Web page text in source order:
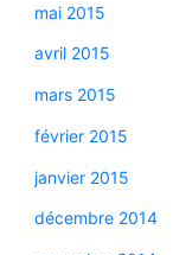
mai 2015
avril 2015
mars 2015
février 2015
janvier 2015
décembre 2014